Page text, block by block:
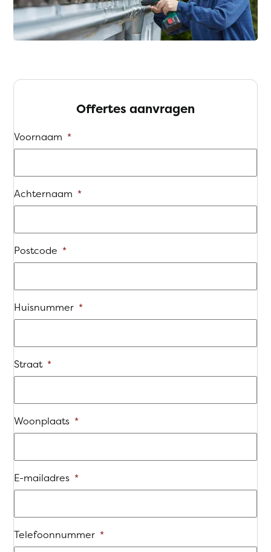
Offertes aanvragen
Voornaam *
Achternaam *
Postcode *
Huisnummer *
Straat *
Woonplaats *
E-mailadres *
Telefoonnummer *